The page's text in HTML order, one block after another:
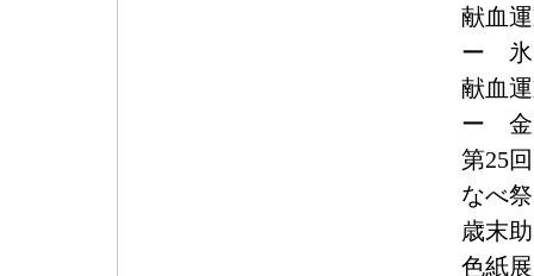
献血
ー 氷
献血
ー 金
第25
なべ
歳末
色紙